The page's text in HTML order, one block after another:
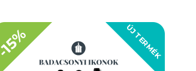
ÚJ TERMÉK
-15%